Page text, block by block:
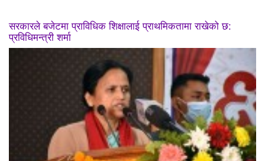
सरकारले बजेटमा प्राविधिक शिक्षालाई प्राथमिकतामा राखेको छ:
प्रविधिमन्त्री शर्मा